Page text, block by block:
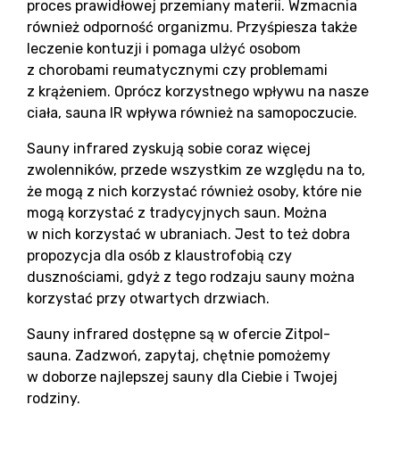
proces prawidłowej przemiany materii. Wzmacnia
również odporność organizmu. Przyśpiesza także
leczenie kontuzji i pomaga ulżyć osobom
z chorobami reumatycznymi czy problemami
z krążeniem. Oprócz korzystnego wpływu na nasze
ciała, sauna IR wpływa również na samopoczucie.
Sauny infrared zyskują sobie coraz więcej
zwolenników, przede wszystkim ze względu na to,
że mogą z nich korzystać również osoby, które nie
mogą korzystać z tradycyjnych saun. Można
w nich korzystać w ubraniach. Jest to też dobra
propozycja dla osób z klaustrofobią czy
dusznościami, gdyż z tego rodzaju sauny można
korzystać przy otwartych drzwiach.
Sauny infrared dostępne są w ofercie Zitpol-
sauna. Zadzwoń, zapytaj, chętnie pomożemy
w doborze najlepszej sauny dla Ciebie i Twojej
rodziny.